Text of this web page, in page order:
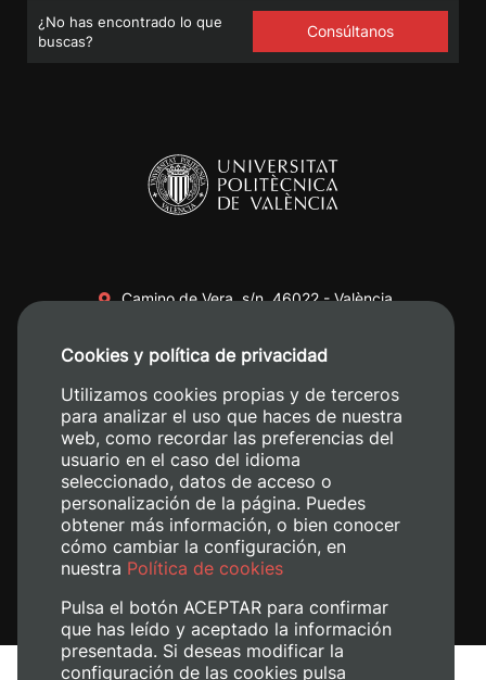
¿No has encontrado lo que
buscas?
Consúltanos
Camino de Vera, s/n. 46022 - València
+34 620 04 00 50
Cookies y política de privacidad
Utilizamos cookies propias y de terceros
para analizar el uso que haces de nuestra
web, como recordar las preferencias del
usuario en el caso del idioma
seleccionado, datos de acceso o
personalización de la página. Puedes
obtener más información, o bien conocer
cómo cambiar la configuración, en
nuestra Política de cookies
Pulsa el botón ACEPTAR para confirmar
que has leído y aceptado la información
presentada. Si deseas modificar la
configuración de las cookies pulsa